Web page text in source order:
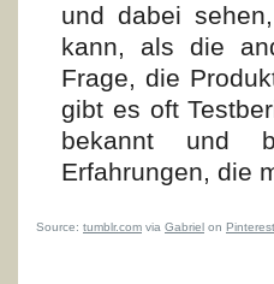
und dabei
kann, als die
Frage, die
gibt es oft
bekannt und
Erfahrungen, die
Source: tumblr.com via Gabriel on Pinterest